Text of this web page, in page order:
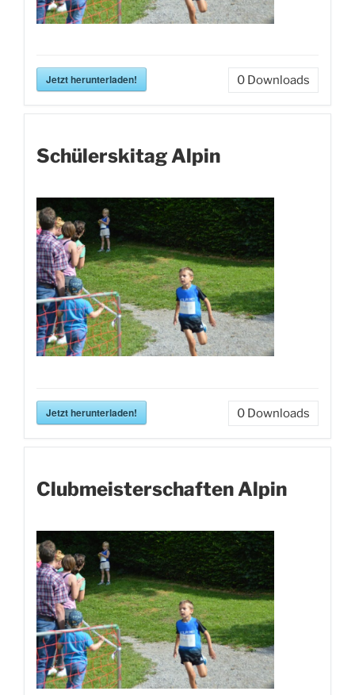
Jetzt herunterladen! 0 Downloads
Schülerskitag Alpin
Jetzt herunterladen! 0 Downloads
Clubmeisterschaften Alpin